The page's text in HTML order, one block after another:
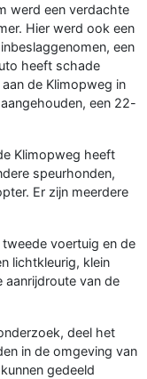
werd een verdachte
Hier werd ook een
een
heeft schade
de Klimopweg in
een 22-
Klimopweg heeft
speurhonden,
Er zijn meerdere
voertuig en de
lichtkleurig, klein
aanrijdroute van de
deel het
in de omgeving van
gedeeld